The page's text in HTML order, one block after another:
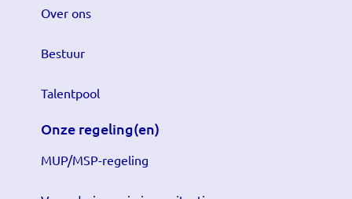
Over ons
Bestuur
Talentpool
Onze regeling(en)
MUP/MSP-regeling